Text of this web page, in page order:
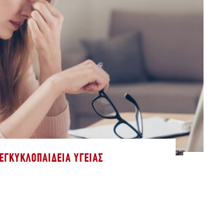
ΕΓΚΥΚΛΟΠΑΊΔΕΙΑ ΥΓΕΊΑΣ